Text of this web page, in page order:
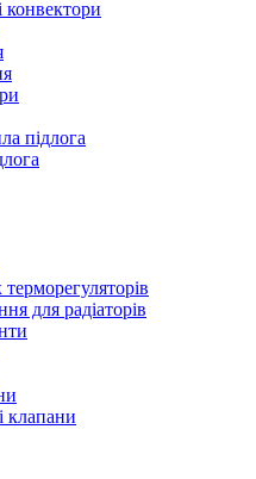
конвектори
підлога
для радіаторів
клапани